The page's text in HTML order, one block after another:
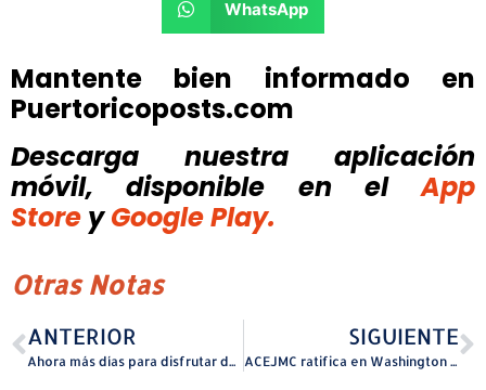
WhatsApp
Mantente bien informado en
Puertoricoposts.com
Descarga nuestra aplicación
móvil, disponible
en el
App
Store y Google Play.
Otras Notas
ANTERIOR
Ahora más días para disfrutar del parque acuático de Quebradillas
SIGUIENTE
ACEJMC ratifica en Washington reacreditación de la Facultad de Comunicación e Información de la UPR por cinco años